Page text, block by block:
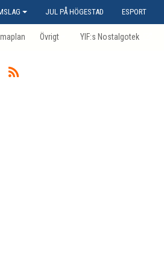
JUL PÅ HÖGESTAD ESPORT
Övrigt YIF:s Nostalgotek